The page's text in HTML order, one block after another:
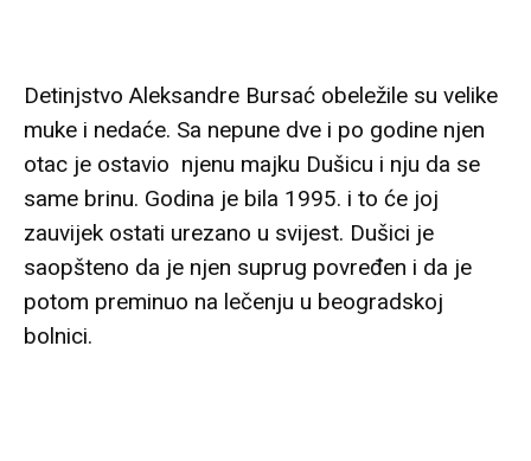
Detinjstvo Aleksandre Bursać obeležile su velike
muke i nedaće. Sa nepune dve i po godine njen
otac je ostavio njenu majku Dušicu i nju da se
same brinu. Godina je bila 1995. i to će joj
zauvijek ostati urezano u svijest. Dušici je
saopšteno da je njen suprug povređen i da je
potom preminuo na lečenju u beogradskoj
bolnici.